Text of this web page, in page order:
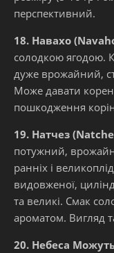
перспективний.
18. Навахо
солодкою ягодою.
дуже врожайний,
Може давати
пошкодження
19. Натчез
потужний,
ранніх і
видовженої,
та великі. Смак
ароматом. Вигляд
20. Небеса